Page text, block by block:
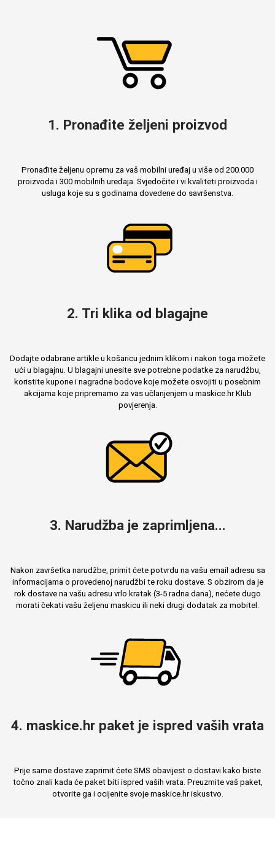
1. Pronađite željeni proizvod
Pronađite željenu opremu za vaš mobilni uređaj u više od 200.000
proizvoda i 300 mobilnih uređaja. Svjedočite i vi kvaliteti proizvoda i
usluga koje su s godinama dovedene do savršenstva.
2. Tri klika od blagajne
Dodajte odabrane artikle u košaricu jednim klikom i nakon toga možete
ući u blagajnu. U blagajni unesite sve potrebne podatke za narudžbu,
koristite kupone i nagradne bodove koje možete osvojiti u posebnim
akcijama koje pripremamo za vas učlanjenjem u maskice.hr Klub
povjerenja.
3. Narudžba je zaprimljena...
Nakon završetka narudžbe, primit ćete potvrdu na vašu email adresu sa
informacijama o provedenoj narudžbi te roku dostave. S obzirom da je
rok dostave na vašu adresu vrlo kratak (3-5 radna dana), nećete dugo
morati čekati vašu željenu maskicu ili neki drugi dodatak za mobitel.
4. maskice.hr paket je ispred vaših vrata
Prije same dostave zaprimit ćete SMS obavijest o dostavi kako biste
točno znali kada će paket biti ispred vaših vrata. Preuzmite vaš paket,
otvorite ga i ocijenite svoje maskice.hr iskustvo.
Svijet životinja Auto - Moto motivi
MarbleMania
Crtani filmovi
Mix